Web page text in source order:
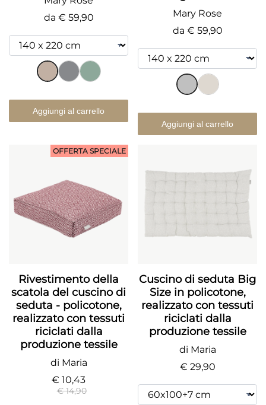
da € 59,90
Aggiungi al carrello
Mary Rose
da € 59,90
Aggiungi al carrello
Rivestimento della
scatola del cuscino di
seduta - policotone,
realizzato con tessuti
riciclati dalla
produzione tessile
OFFERTA SPECIALE
di Maria
€ 10,43
€ 14,90
Cuscino di seduta Big
Size in policotone,
realizzato con tessuti
riciclati dalla
produzione tessile
di Maria
€ 29,90